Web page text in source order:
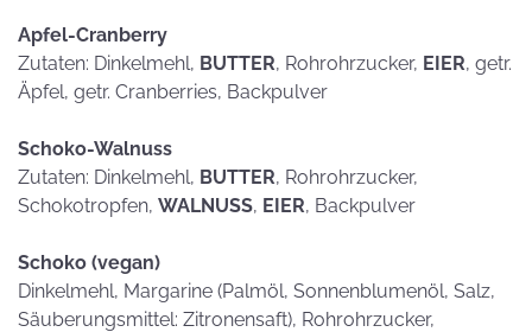
Apfel-Cranberry
Zutaten: Dinkelmehl, BUTTER, Rohrohrzucker, EIER, getr.
Äpfel, getr. Cranberries, Backpulver
Schoko-Walnuss
Zutaten: Dinkelmehl, BUTTER, Rohrohrzucker,
Schokotropfen, WALNUSS, EIER, Backpulver
Schoko (vegan)
Dinkelmehl, Margarine (Palmöl, Sonnenblumenöl, Salz,
Säuberungsmittel: Zitronensaft), Rohrohrzucker,